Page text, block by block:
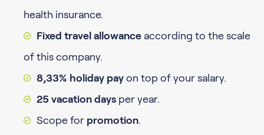
health insurance.
Fixed travel allowance according to the scale
of this company.
8,33% holiday pay on top of your salary.
25 vacation days per year.
Scope for promotion.